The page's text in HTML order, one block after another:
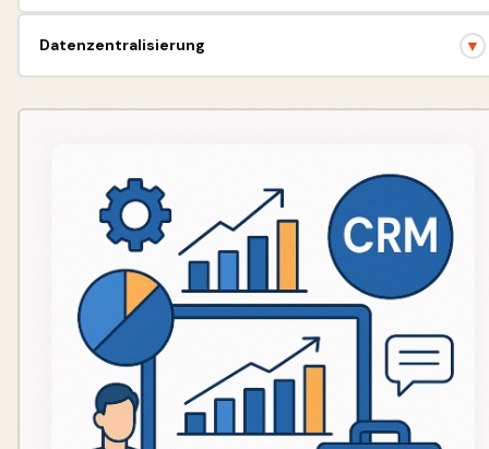
Datenzentralisierung ▼